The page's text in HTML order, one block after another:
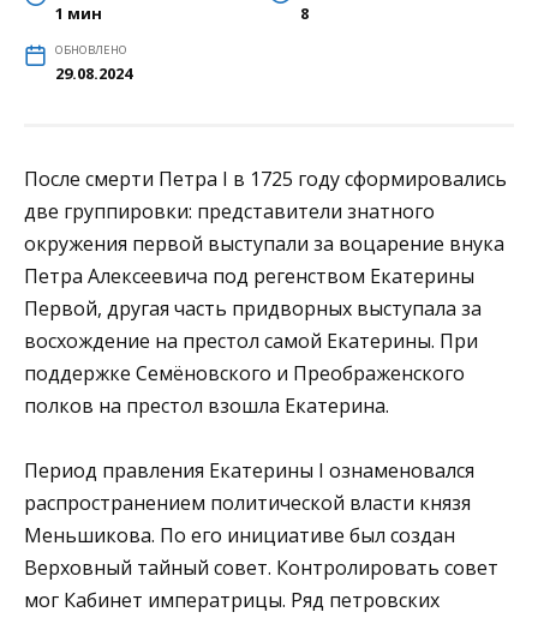
1 мин 8
ОБНОВЛЕНО
29.08.2024
После смерти Петра I в 1725 году сформировались
две группировки: представители знатного
окружения первой выступали за воцарение внука
Петра Алексеевича под регенством Екатерины
Первой, другая часть придворных выступала за
восхождение на престол самой Екатерины. При
поддержке Семёновского и Преображенского
полков на престол взошла Екатерина.
Период правления Екатерины I ознаменовался
распространением политической власти князя
Меньшикова. По его инициативе был создан
Верховный тайный совет. Контролировать совет
мог Кабинет императрицы. Ряд петровских